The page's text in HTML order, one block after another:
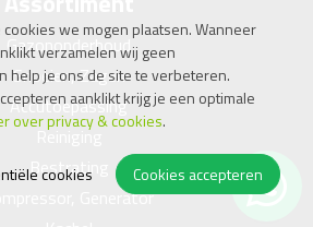
we mogen plaatsen. Wanneer
verzamelen wij geen
help je ons de site te verbeteren.
aanklikt krijg je een optimale
over privacy & cookies.
Cookies accepteren
cookies
Gazononderhoud
Snoeien, Zagen
Accutoepassing
Reiniging
Bestrating
Generator